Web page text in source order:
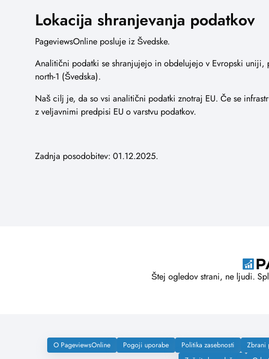
Lokacija shranjevanja podatkov
PageviewsOnline posluje iz Švedske.
Analitični podatki se shranjujejo in obdelujejo v Evropski uniji,
north-1 (Švedska).
Naš cilj je, da so vsi analitični podatki znotraj EU. Če se
z veljavnimi predpisi EU o varstvu podatkov.
Zadnja posodobitev: 01.12.2025.
Štej ogledov strani, ne ljudi.
O PageviewsOnline Pogoji uporabe Politika zasebnosti Zbrani